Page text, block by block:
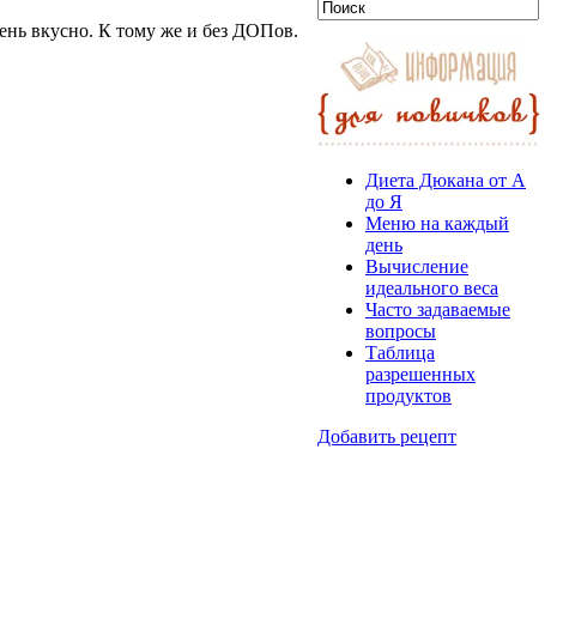
вкусно. К тому же и без ДОПов.
Диета Дюкана от А
до Я
Меню на каждый
день
Вычисление
идеального веса
Часто задаваемые
вопросы
Таблица
разрешенных
продуктов
Добавить рецепт